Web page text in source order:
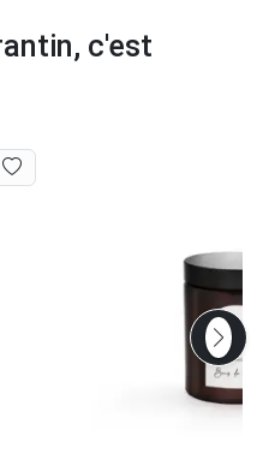
c'est